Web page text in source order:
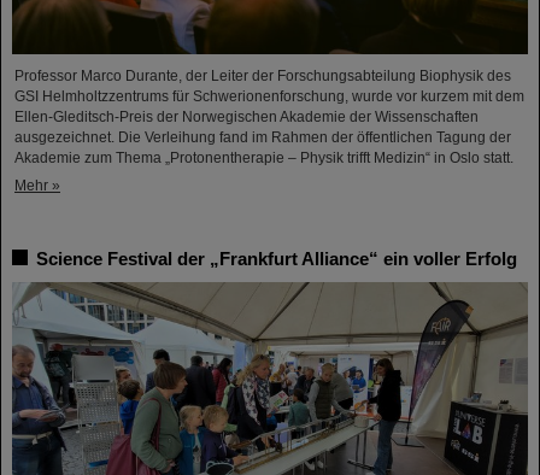
Professor Marco Durante, der Leiter der Forschungsabteilung Biophysik des
GSI Helmholtzzentrums für Schwerionenforschung, wurde vor kurzem mit dem
Ellen-Gleditsch-Preis der Norwegischen Akademie der Wissenschaften
ausgezeichnet. Die Verleihung fand im Rahmen der öffentlichen Tagung der
Akademie zum Thema „Protonentherapie – Physik trifft Medizin“ in Oslo statt.
Mehr »
Science Festival der „Frankfurt Alliance“ ein voller Erfolg